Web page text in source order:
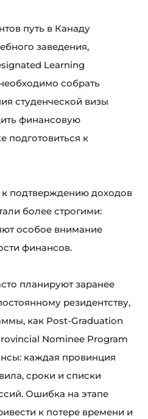
путь в Канаду
заведения,
Learning
собрать
студенческой визы
финансовую
подготовиться к
к подтверждению доходов
более строгими:
особое внимание
финансов.
планируют заранее
резидентству,
как Post-Graduation
Nominee Program
каждая провинция
сроки и списки
Ошибка на этапе
к потере времени и